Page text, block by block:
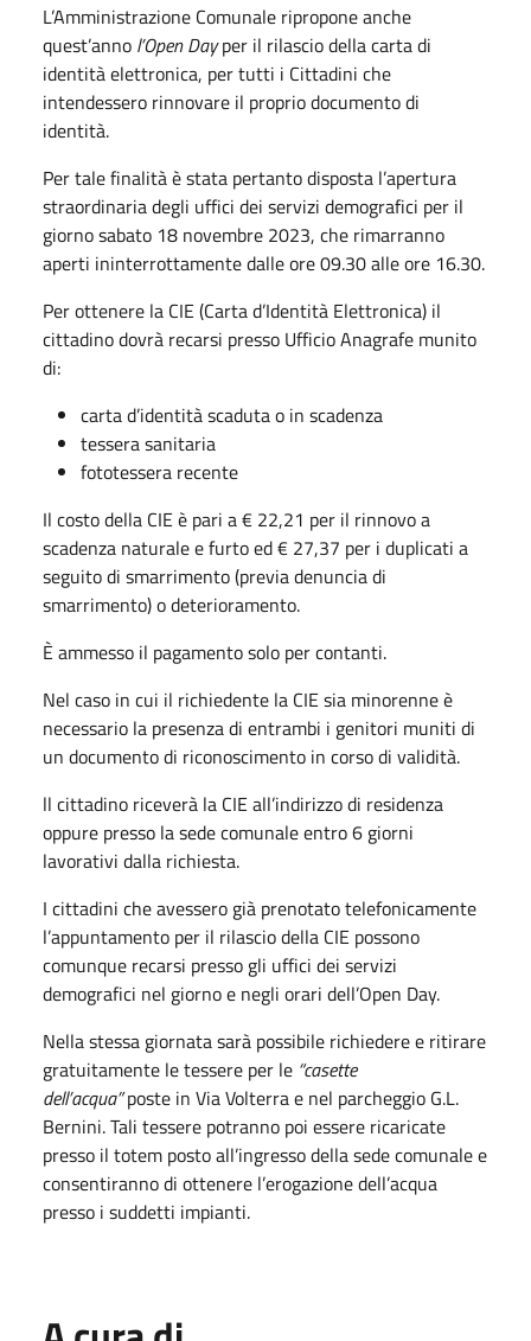
L’Amministrazione Comunale ripropone anche
quest’anno l’Open Dayper il rilascio della carta di
identità elettronica, per tutti i Cittadini che
intendessero rinnovare il proprio documento di
identità.
Per tale finalità è stata pertanto disposta l’apertura
straordinaria degli uffici dei servizi demografici per il
giorno sabato 18 novembre 2023, che rimarranno
aperti ininterrottamente dalle ore 09.30 alle ore 16.30.
Per ottenere la CIE (Carta d’Identità Elettronica) il
cittadino dovrà recarsi presso Ufficio Anagrafe munito
di:
carta d’identità scaduta o in scadenza
tessera sanitaria
fototessera recente
Il costo della CIE è pari a € 22,21 per il rinnovo a
scadenza naturale e furto ed € 27,37 per i duplicati a
seguito di smarrimento (previa denuncia di
smarrimento) o deterioramento.
È ammesso il pagamento solo per contanti.
Nel caso in cui il richiedente la CIE sia minorenne è
necessario la presenza di entrambi i genitori muniti di
un documento di riconoscimento in corso di validità.
ll cittadino riceverà la CIE all’indirizzo di residenza
oppure presso la sede comunale entro 6 giorni
lavorativi dalla richiesta.
I cittadini che avessero già prenotato telefonicamente
l’appuntamento per il rilascio della CIE possono
comunque recarsi presso gli uffici dei servizi
demografici nel giorno e negli orari dell’Open Day.
Nella stessa giornata sarà possibile richiedere e ritirare
gratuitamente le tessere per le “casette
dell’acqua”poste in Via Volterra e nel parcheggio G.L.
Bernini. Tali tessere potranno poi essere ricaricate
presso il totem posto all’ingresso della sede comunale e
consentiranno di ottenere l’erogazione dell’acqua
presso i suddetti impianti.